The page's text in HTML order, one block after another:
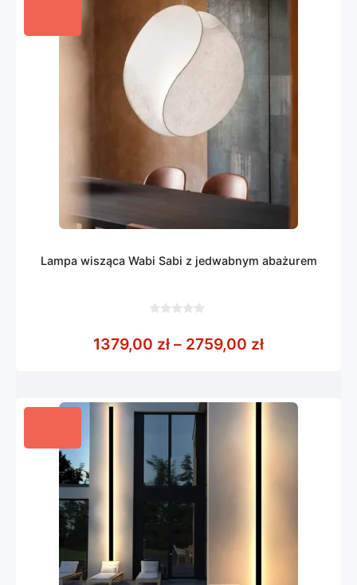
Lampa wisząca Wabi Sabi z jedwabnym abażurem
5
1379,00 zł – 2759,00 złZakres cen: